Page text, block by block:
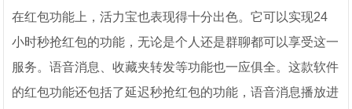
在红包功能上，活力宝也表现得十分出色。它可以实现24
小时秒抢红包的功能，无论是个人还是群聊都可以享受这一
服务。语音消息、收藏夹转发等功能也一应俱全。这款软件
的红包功能还包括了延迟秒抢红包的功能，语音消息播放进